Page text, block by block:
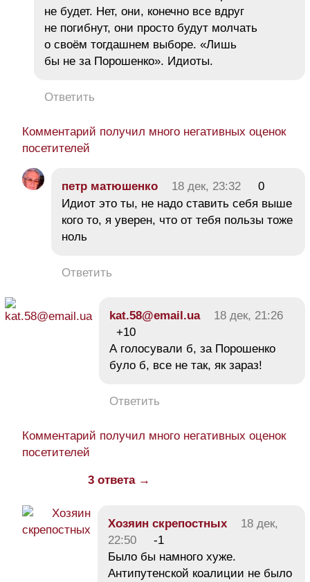
не будет. Нет, они, конечно все вдруг
не погибнут, они просто будут молчать
о своём тогдашнем выборе. «Лишь
бы не за Порошенко». Идиоты.
Ответить
Комментарий получил много негативных оценок
посетителей
петр матюшенко 18 дек, 23:32
0
Идиот это ты, не надо ставить себя выше
кого то, я уверен, что от тебя пользы тоже
ноль
Ответить
kat.58@email.ua
18 дек, 21:26
+10
А голосували б, за Порошенко
було б, все не так, як зараз!
Ответить
Комментарий получил много негативных оценок
посетителей
3 ответа →
Хозяин скрепостных
18 дек,
22:50
-1
Было бы намного хуже.
Антипутенской коалиции не было